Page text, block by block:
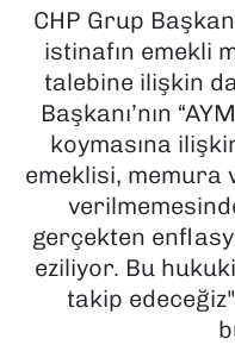
CHP Grup
istinafın emekli
talebine ilişkin
Başkanı’nın
koymasına
emeklisi, memura
gerçekten
eziliyor. Bu
takip
KÜLTÜR SANAT
MAGAZİN
POLİTİKA
SAĞLIK
SPOR
TEKNOLOJİ
Son Dakika
Haber Arşivi